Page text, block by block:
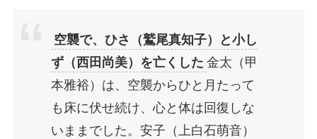
空襲で、ひさ（鷲尾真知子）と小し
ず（西田尚美）を亡くした 金太（甲
本雅裕）は、空襲からひと月たって
も床に伏せ続け、心と体は回復しな
いままでした。安子（上白石萌音）